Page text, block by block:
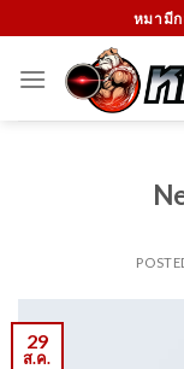
to
content
หมามีก
29
ส.ค.